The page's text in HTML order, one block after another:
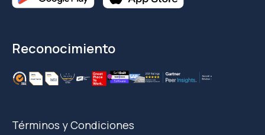
Reconocimiento
Términos y Condiciones